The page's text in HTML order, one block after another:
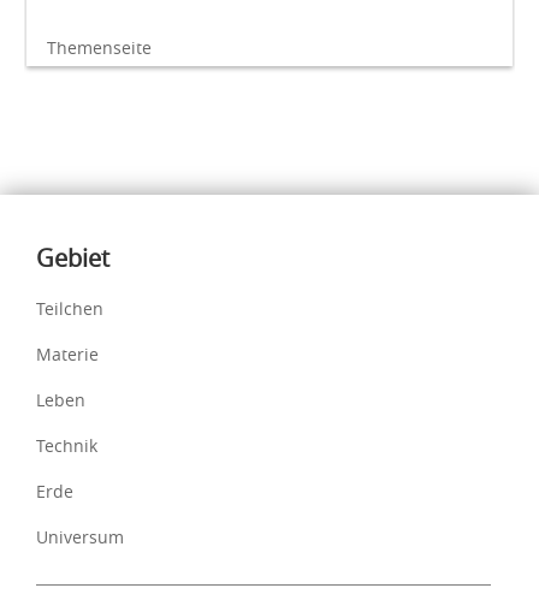
Themenseite
Inhalte
Gebiet
Teilchen
Materie
Leben
Technik
Erde
Universum